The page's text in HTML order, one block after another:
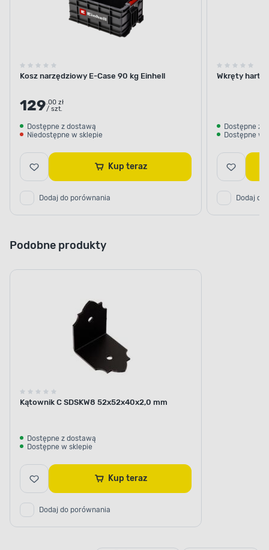
Kosz narzędziowy E-Case 90 kg Einhell
129.00 zł
/ szt.
Dostępne z dostawą
Niedostępne w sklepie
Kup teraz
Dodaj do porównania
Wkręty
Dostępne z
Dostępne w
Dodaj do
Podobne produkty
Kątownik C SDSKW8 52x52x40x2,0 mm
Dostępne z dostawą
Dostępne w sklepie
Kup teraz
Dodaj do porównania